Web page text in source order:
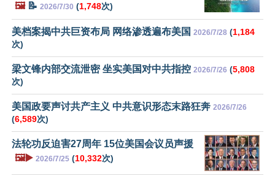
🖼️📝 2026/7/30 (1,748次)
美档案揭中共巨资布局 网络渗透遍布美国 2026/7/28 (1,184
次)
梁文锋内部交流泄密 坐实美国对中共指控 2026/7/26 (5,808
次)
美国政要声讨共产主义 中共意识形态末路狂奔 2026/7/26
(6,589次)
法轮功反迫害27周年 15位美国会议员声援
🖼️▶️ 2026/7/25 (10,332次)